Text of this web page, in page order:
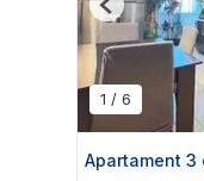
1 / 6
Previous
Apartament 3